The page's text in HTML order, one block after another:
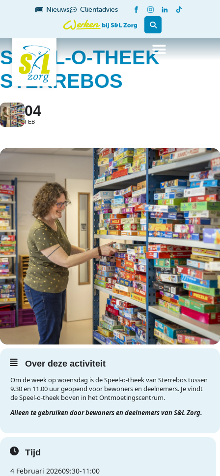
Nieuws Cliëntadvies
SPEEL-O-THEEK
STERREBOS
04
FEB
Over deze activiteit
Om de week op woensdag is de Speel-o-theek van Sterrebos tussen
9.30 en 11.00 uur geopend voor bewoners en deelnemers. Je vindt
de Speel-o-theek boven in het Ontmoetingscentrum.
Alleen te gebruiken door bewoners en deelnemers van S&L Zorg.
Tijd
4 Februari 202609:30-11:00